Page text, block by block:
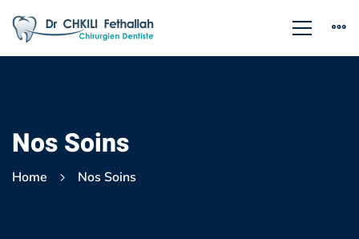
Nos Soins
Home Nos Soins